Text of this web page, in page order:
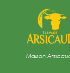
Maison